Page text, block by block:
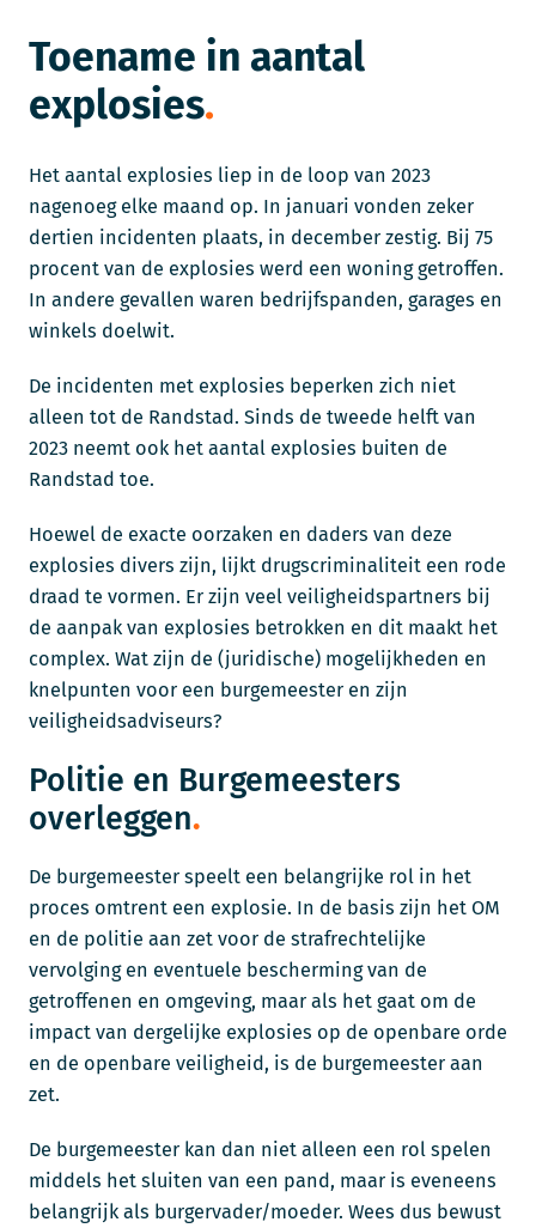
Toename in aantal
explosies
Het aantal explosies liep in de loop van 2023
nagenoeg elke maand op. In januari vonden zeker
dertien incidenten plaats, in december zestig. Bij 75
procent van de explosies werd een woning getroffen.
In andere gevallen waren bedrijfspanden, garages en
winkels doelwit.
De incidenten met explosies beperken zich niet
alleen tot de Randstad. Sinds de tweede helft van
2023 neemt ook het aantal explosies buiten de
Randstad toe.
Hoewel de exacte oorzaken en daders van deze
explosies divers zijn, lijkt drugscriminaliteit een rode
draad te vormen. Er zijn veel veiligheidspartners bij
de aanpak van explosies betrokken en dit maakt het
complex. Wat zijn de (juridische) mogelijkheden en
knelpunten voor een burgemeester en zijn
veiligheidsadviseurs?
Politie en Burgemeesters
overleggen
De burgemeester speelt een belangrijke rol in het
proces omtrent een explosie. In de basis zijn het OM
en de politie aan zet voor de strafrechtelijke
vervolging en eventuele bescherming van de
getroffenen en omgeving, maar als het gaat om de
impact van dergelijke explosies op de openbare orde
en de openbare veiligheid, is de burgemeester aan
zet.
De burgemeester kan dan niet alleen een rol spelen
middels het sluiten van een pand, maar is eveneens
belangrijk als burgervader/moeder. Wees dus bewust